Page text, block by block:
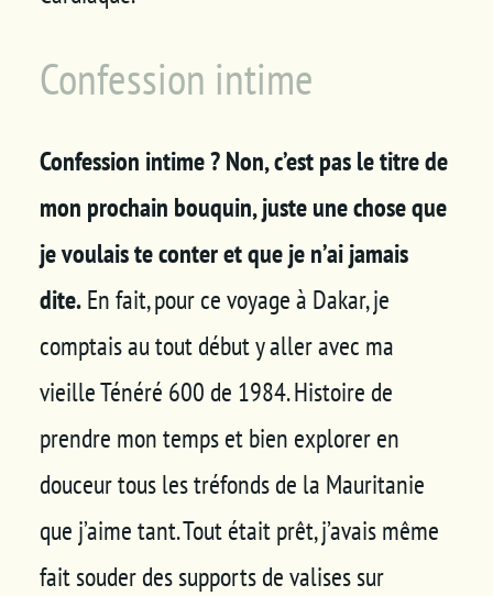
Confession intime
Confession intime ? Non, c’est pas le titre de
mon prochain bouquin, juste une chose que
je voulais te conter et que je n’ai jamais
dite.En fait, pour ce voyage à Dakar, je
comptais au tout début y aller avec ma
vieille Ténéré 600 de 1984. Histoire de
prendre mon temps et bien explorer en
douceur tous les tréfonds de la Mauritanie
que j’aime tant. Tout était prêt, j’avais même
fait souder des supports de valises sur